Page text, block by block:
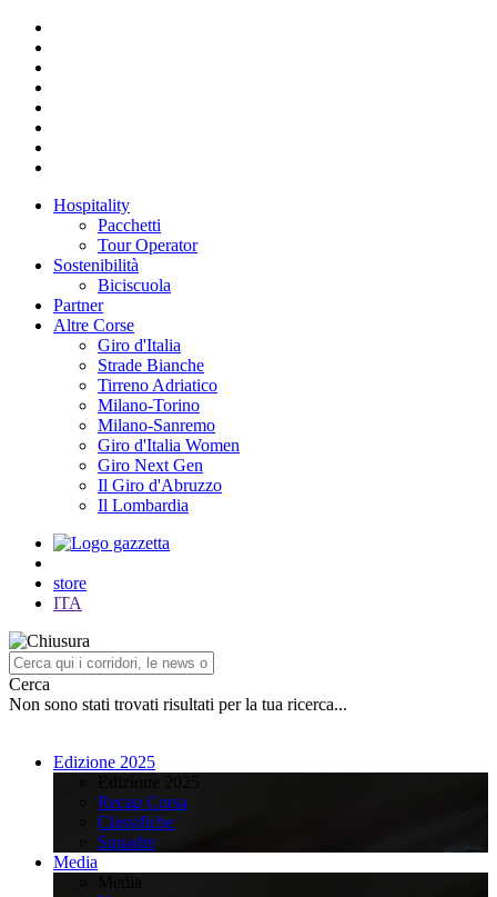
Hospitality
Pacchetti
Tour Operator
Sostenibilità
Biciscuola
Partner
Altre Corse
Giro d'Italia
Strade Bianche
Tirreno Adriatico
Milano-Torino
Milano-Sanremo
Giro d'Italia Women
Giro Next Gen
Il Giro d'Abruzzo
Il Lombardia
store
ITA
Cerca
Non sono stati trovati risultati per la tua ricerca...
Edizione 2025
Recap Corsa
Classifiche
Squadre
Media